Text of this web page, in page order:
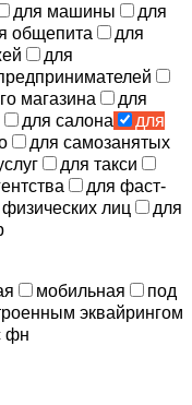
для машины
для
общепита
для
для
магазина
для
для салона
для
для самозанятых
для такси
для фаст-
лиц
для
мобильная
под
эквайрингом
фн